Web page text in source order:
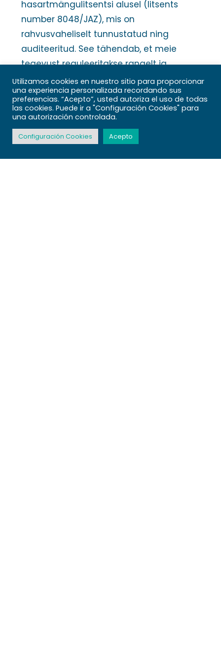
hasartmängulitsentsi alusel (litsents
number 8048/JAZ), mis on
rahvusvaheliselt tunnustatud ning
auditeeritud. See tähendab, et meie
tegevust reguleeritakse rangelt ja
peame järgima kõrgeimaid standardeid
nii õigluse kui ka turvalisuse osas.
Kasutame 256-bitist SSL-krüpteeringut,
mis on sama turvataseme mis
pankadega. Kõik teie isiklikud andmed ja
rahalised tehingud on kaitstud
Utilizamos cookies en nuestro sitio para proporcionar
una experiencia personalizada recordando sus
preferencias. “Acepto”, usted autoriza el uso de todas
las cookies. Puede ir a "Configuración Cookies" para
una autorización controlada.
Configuración Cookies Acepto